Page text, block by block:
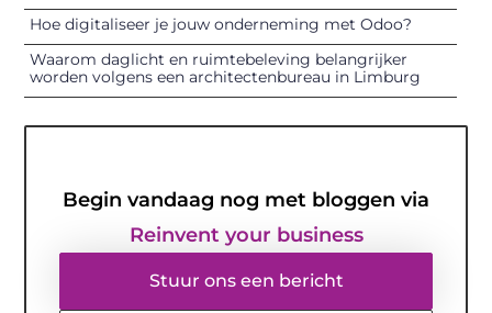
Hoe digitaliseer je jouw onderneming met Odoo?
Waarom daglicht en ruimtebeleving belangrijker
worden volgens een architectenbureau in Limburg
Begin vandaag nog met bloggen via
Reinvent your business
Stuur ons een bericht